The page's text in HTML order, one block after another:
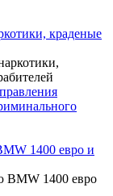
краденые
1400 евро и